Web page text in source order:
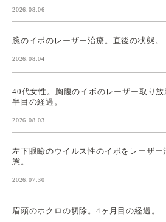
2026.08.06
腕のイボのレーザー治療。直後の状態。
2026.08.04
40代女性。胸腹のイボのレーザー取り放
半目の経過。
2026.08.03
左下眼瞼のウイルス性のイボをレーザー
態。
2026.07.30
眉頭のホクロの切除。4ヶ月目の経過。